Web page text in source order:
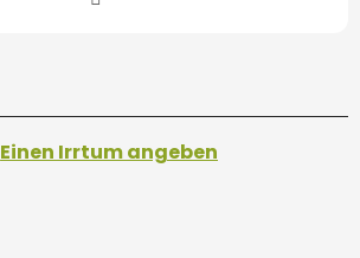
Einen Irrtum angeben